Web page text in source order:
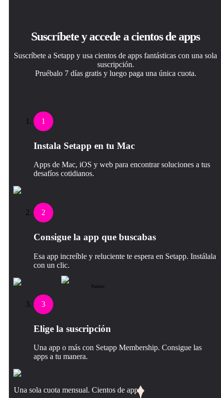
Suscríbete y accede a cientos de apps
Suscríbete a Setapp y usa cientos de apps fantásticas con una sola
suscripción.
Pruébalo 7 días gratis y luego paga una única cuota.
1
Instala Setapp en tu Mac
Apps de Mac, iOS y web para encontrar soluciones a tus
desafíos cotidianos.
2
Consigue la app que buscabas
Esa app increíble y reluciente te espera en Setapp. Instálala
con un clic.
Paletro
3
Elige la suscripción
Una app o más con Setapp Membership. Consigue las
apps a tu manera.
Una sola cuota mensual. Cientos de apps.